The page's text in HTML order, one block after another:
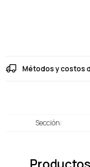
Métodos y costos
Sección